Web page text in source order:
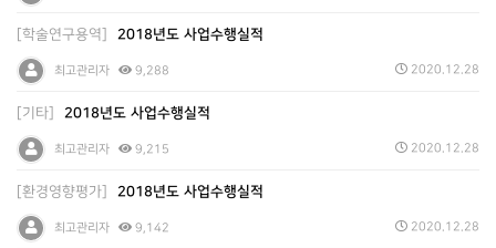
[학술연구용역] 2018년도 사업수행실적
최고관리자 9,288 2020.12.28
[기타] 2018년도 사업수행실적
최고관리자 9,215 2020.12.28
[환경영향평가] 2018년도 사업수행실적
최고관리자 9,142 2020.12.28